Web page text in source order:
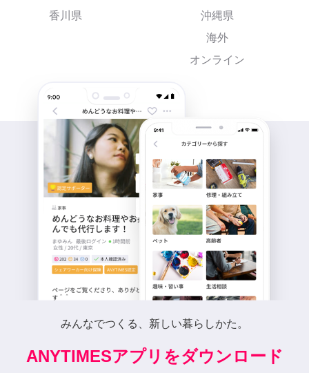
香川県
沖縄県
海外
オンライン
みんなでつくる、新しい暮らしかた。
ANYTIMESアプリをダウンロード